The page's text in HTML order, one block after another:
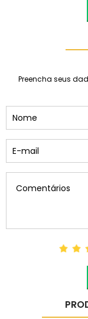
Preencha seus